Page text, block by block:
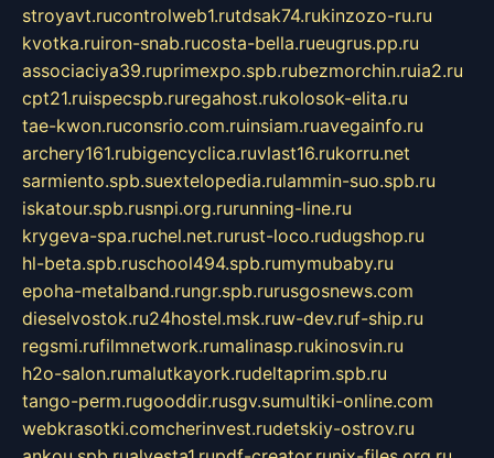
stroyavt.rucontrolweb1.rutdsak74.rukinzozo-ru.ru
kvotka.ruiron-snab.rucosta-bella.rueugrus.pp.ru
associaciya39.ruprimexpo.spb.rubezmorchin.ruia2.ru
cpt21.ruispecspb.ruregahost.rukolosok-elita.ru
tae-kwon.ruconsrio.com.ruinsiam.ruavegainfo.ru
archery161.rubigencyclica.ruvlast16.rukorru.net
sarmiento.spb.suextelopedia.rulammin-suo.spb.ru
iskatour.spb.rusnpi.org.rurunning-line.ru
krygeva-spa.ruchel.net.rurust-loco.rudugshop.ru
hl-beta.spb.ruschool494.spb.rumymubaby.ru
epoha-metalband.rungr.spb.rurusgosnews.com
dieselvostok.ru24hostel.msk.ruw-dev.ruf-ship.ru
regsmi.rufilmnetwork.rumalinasp.rukinosvin.ru
h2o-salon.rumalutkayork.rudeltaprim.spb.ru
tango-perm.rugooddir.rusgv.sumultiki-online.com
webkrasotki.comcherinvest.rudetskiy-ostrov.ru